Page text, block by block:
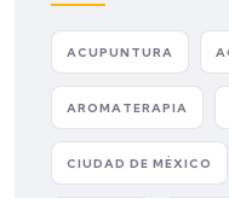
ACUPUNTURA
AROMATERAPIA
CIUDAD DE MÉXICO